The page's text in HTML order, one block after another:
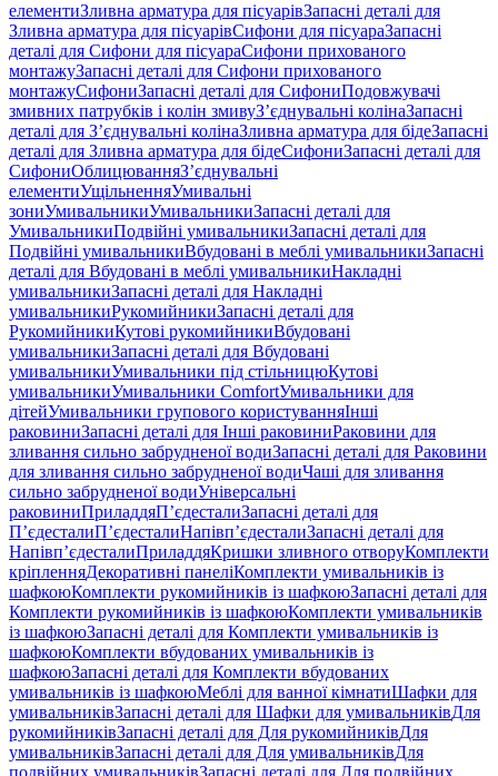
елементиЗливна арматура для пісуарівЗапасні деталі для
Зливна арматура для пісуарівСифони для пісуараЗапасні
деталі для Сифони для пісуараСифони прихованого
монтажуЗапасні деталі для Сифони прихованого
монтажуСифониЗапасні деталі для СифониПодовжувачі
змивних патрубків і колін змивуЗ’єднувальні колінаЗапасні
деталі для З’єднувальні колінаЗливна арматура для бідеЗапасні
деталі для Зливна арматура для бідеСифониЗапасні деталі для
СифониОблицюванняЗ’єднувальні
елементиУщільненняУмивальні
зониУмивальникиУмивальникиЗапасні деталі для
УмивальникиПодвійні умивальникиЗапасні деталі для
Подвійні умивальникиВбудовані в меблі умивальникиЗапасні
деталі для Вбудовані в меблі умивальникиНакладні
умивальникиЗапасні деталі для Накладні
умивальникиРукомийникиЗапасні деталі для
РукомийникиКутові рукомийникиВбудовані
умивальникиЗапасні деталі для Вбудовані
умивальникиУмивальники під стільницюКутові
умивальникиУмивальники ComfortУмивальники для
дітейУмивальники групового користуванняІнші
раковиниЗапасні деталі для Інші раковиниРаковини для
зливання сильно забрудненої водиЗапасні деталі для Раковини
для зливання сильно забрудненої водиЧаші для зливання
сильно забрудненої водиУніверсальні
раковиниПриладдяП’єдесталиЗапасні деталі для
П’єдесталиП’єдесталиНапівп’єдесталиЗапасні деталі для
Напівп’єдесталиПриладдяКришки зливного отворуКомплекти
кріпленняДекоративні панеліКомплекти умивальників із
шафкоюКомплекти рукомийників із шафкоюЗапасні деталі для
Комплекти рукомийників із шафкоюКомплекти умивальників
із шафкоюЗапасні деталі для Комплекти умивальників із
шафкоюКомплекти вбудованих умивальників із
шафкоюЗапасні деталі для Комплекти вбудованих
умивальників із шафкоюМеблі для ванної кімнатиШафки для
умивальниківЗапасні деталі для Шафки для умивальниківДля
рукомийниківЗапасні деталі для Для рукомийниківДля
умивальниківЗапасні деталі для Для умивальниківДля
подвійних умивальниківЗапасні деталі для Для подвійних